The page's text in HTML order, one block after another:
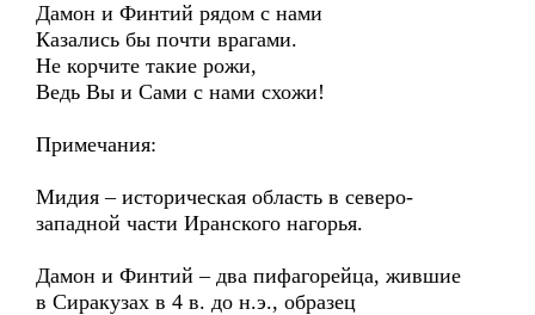
Дамон и Финтий рядом с нами
Казались бы почти врагами.
Не корчите такие рожи,
Ведь Вы и Сами с нами схожи!
Примечания:
Мидия – историческая область в северо-
западной части Иранского нагорья.
Дамон и Финтий – два пифагорейца, жившие
в Сиракузах в 4 в. до н.э., образец